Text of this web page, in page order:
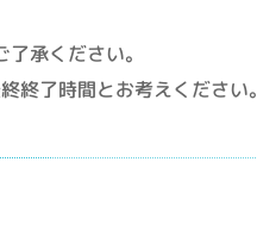
承ください。
了時間とお考えください。